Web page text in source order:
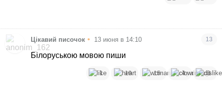
Цікавий писочок • 13 июня в 14:10 13
Білоруською мовою пиши
1 19 15 4 3